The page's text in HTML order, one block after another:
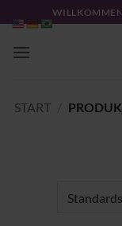
Inhalt
springen
START